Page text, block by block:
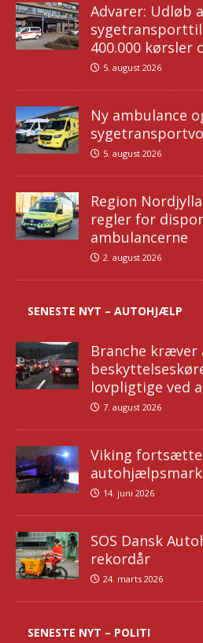
Advarer: Udløb
400.000 kørsler
5. august 2026
Ny ambulance
5. august 2026
Region
regler for
ambulancerne
2. august 2026
SENESTE NYT – AUTOHJÆLP
Branche kræver
lovpligtige ved
7. august 2026
Viking
14. juni 2026
SOS Dansk
rekordår
24. marts 2026
SENESTE NYT – POLITI